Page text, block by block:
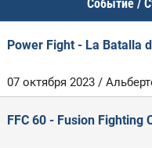
Событие /
Power Fight - La Batalla
07 октября 2023 /
FFC 60 - Fusion Fighting